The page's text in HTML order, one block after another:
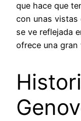
que hace que
con unas vistas
se ve reflejada
ofrece una gran